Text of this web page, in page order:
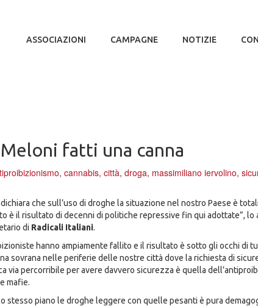
ASSOCIAZIONI CAMPAGNE NOTIZIE
fatti una canna
, cannabis, città, droga, massimiliano iervolino,
che sull’uso di droghe la situazione nel nostro Paese è
è il risultato di decenni di politiche repressive fin qui adottate”, lo
di Radicali Italiani.
hanno ampiamente fallito e il risultato è sotto gli occhi di
sovrana nelle periferie delle nostre città dove la richiesta di
via percorribile per avere davvero sicurezza è quella
mafie.
stesso piano le droghe leggere con quelle pesanti è pura